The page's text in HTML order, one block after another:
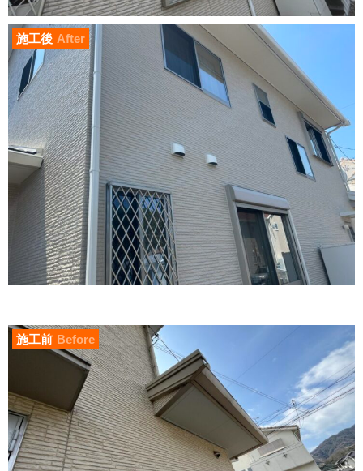
施工後 After
施工前 Before